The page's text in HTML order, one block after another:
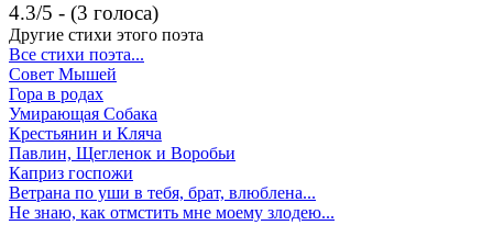
4.3/5 - (3 голоса)
Другие стихи этого поэта
Все стихи поэта...
Совет Мышей
Гора в родах
Умирающая Собака
Крестьянин и Кляча
Павлин, Щегленок и Воробьи
Каприз госпожи
Ветрана по уши в тебя, брат, влюблена...
Не знаю, как отмстить мне моему злодею...